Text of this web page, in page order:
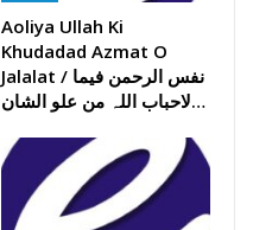
Aoliya Ullah Ki
Khudadad Azmat O
Jalalat / نفس الرحمن فیما
لاحباب اللہ من علو الشان…